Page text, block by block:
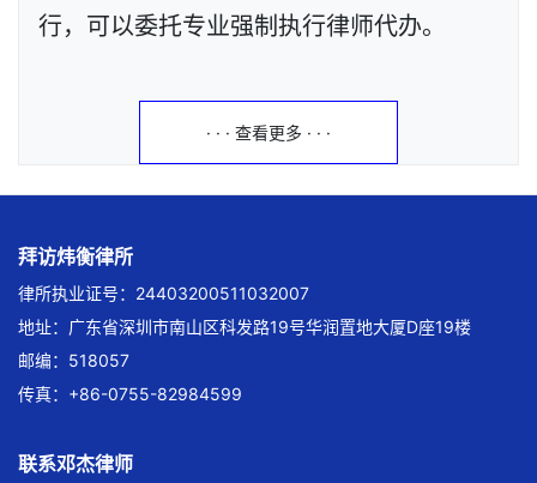
行，可以委托专业强制执行律师代办。
· · · 查看更多 · · ·
拜访炜衡律所
律所执业证号：24403200511032007
地址：广东省深圳市南山区科发路19号华润置地大厦D座19楼
邮编：518057
传真：+86-0755-82984599
联系邓杰律师